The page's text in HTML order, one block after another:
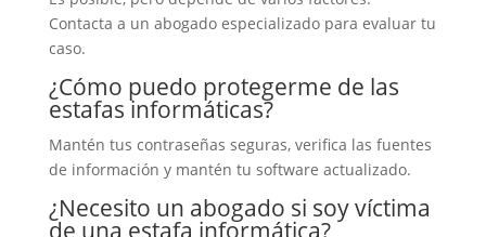
Contacta a un abogado especializado para evaluar tu
caso.
¿Cómo puedo protegerme de las
estafas informáticas?
Mantén tus contraseñas seguras, verifica las fuentes
de información y mantén tu software actualizado.
¿Necesito un abogado si soy víctima
de una estafa informática?